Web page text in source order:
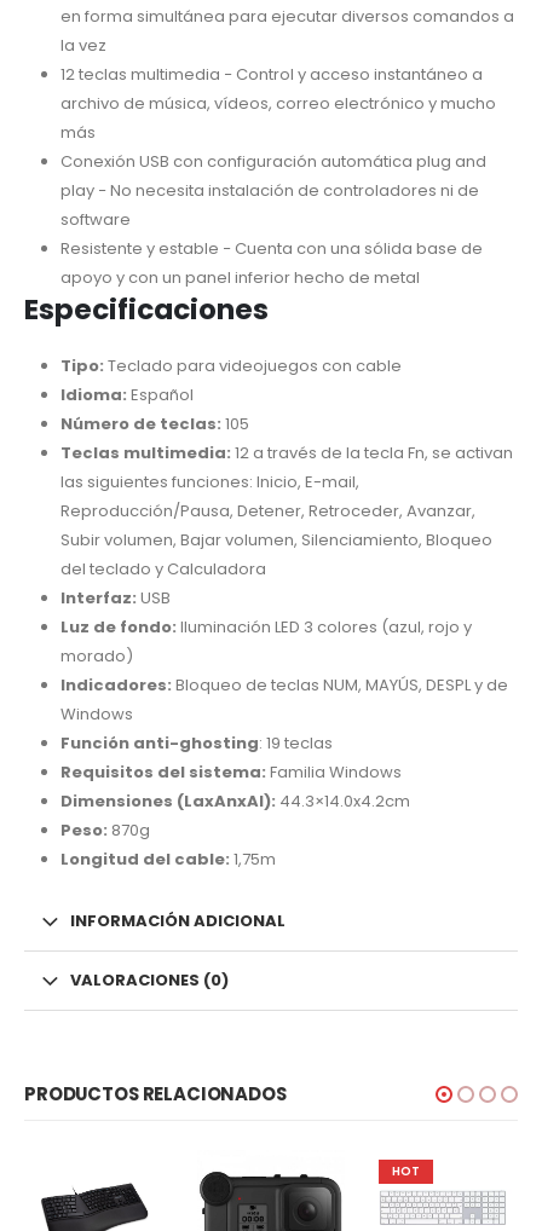
en forma simultánea para ejecutar diversos comandos a
la vez
12 teclas multimedia − Control y acceso instantáneo a
archivo de música, vídeos, correo electrónico y mucho
más
Conexión USB con configuración automática plug and
play − No necesita instalación de controladores ni de
software
Resistente y estable − Cuenta con una sólida base de
apoyo y con un panel inferior hecho de metal
Especificaciones
Tipo: Teclado para videojuegos con cable
Idioma: Español
Número de teclas: 105
Teclas multimedia: 12 a través de la tecla Fn, se activan
las siguientes funciones: Inicio, E-mail,
Reproducción/Pausa, Detener, Retroceder, Avanzar,
Subir volumen, Bajar volumen, Silenciamiento, Bloqueo
del teclado y Calculadora
Interfaz: USB
Luz de fondo: Iluminación LED 3 colores (azul, rojo y
morado)
Indicadores: Bloqueo de teclas NUM, MAYÚS, DESPL y de
Windows
Función anti-ghosting: 19 teclas
Requisitos del sistema: Familia Windows
Dimensiones (LaxAnxAl): 44.3×14.0x4.2cm
Peso: 870g
Longitud del cable: 1,75m
INFORMACIÓN ADICIONAL
VALORACIONES (0)
PRODUCTOS RELACIONADOS
HOT